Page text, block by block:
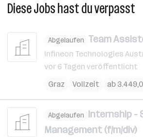
Diese Jobs hast du verpasst
Abgelaufen Team
Infineon Technologies
vor 6 Tagen veröffentlicht
Graz
Vollzeit ab
Abgelaufen Internship -
Management (f/m/div)